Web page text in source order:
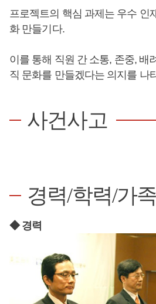
프로젝트의 핵심 과제는 우수 인
화 만들기다.
이를 통해 직원 간 소통, 존중, 배
직 문화를 만들겠다는 의지를 나
사건사고
경력/학력/가족
◆ 경력